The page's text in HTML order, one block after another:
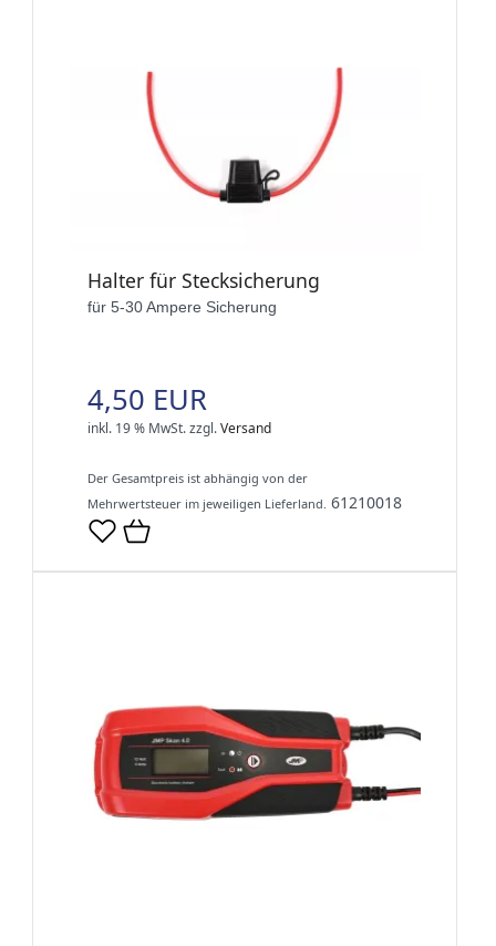
Halter für Stecksicherung
für 5-30 Ampere Sicherung
4,50 EUR
inkl. 19 % MwSt.zzgl.Versand
Der Gesamtpreis ist abhängig von der
Mehrwertsteuer im jeweiligen Lieferland. 61210018